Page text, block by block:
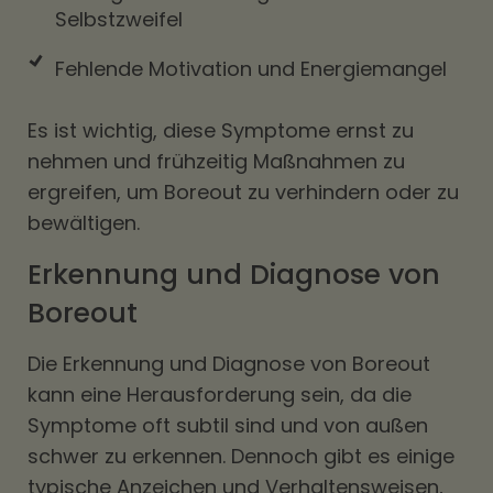
Selbstzweifel
Fehlende Motivation und Energiemangel
Es ist wichtig, diese Symptome ernst zu
nehmen und frühzeitig Maßnahmen zu
ergreifen, um Boreout zu verhindern oder zu
bewältigen.
Erkennung und Diagnose von
Boreout
Die Erkennung und Diagnose von Boreout
kann eine Herausforderung sein, da die
Symptome oft subtil sind und von außen
schwer zu erkennen. Dennoch gibt es einige
typische Anzeichen und Verhaltensweisen,